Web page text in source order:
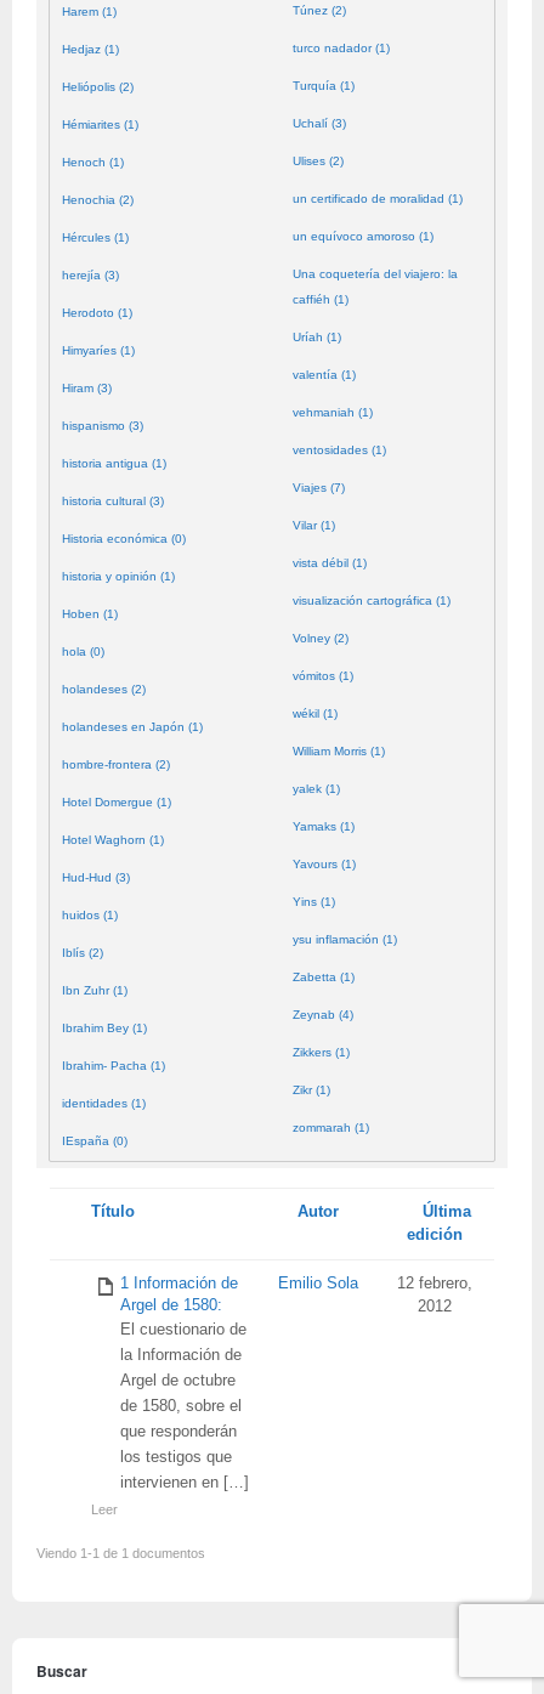
Harem (1)
Hedjaz (1)
Heliópolis (2)
Hémiarites (1)
Henoch (1)
Henochia (2)
Hércules (1)
herejía (3)
Herodoto (1)
Himyaríes (1)
Hiram (3)
hispanismo (3)
historia antigua (1)
historia cultural (3)
Historia económica (0)
historia y opinión (1)
Hoben (1)
hola (0)
holandeses (2)
holandeses en Japón (1)
hombre-frontera (2)
Hotel Domergue (1)
Hotel Waghorn (1)
Hud-Hud (3)
huidos (1)
Iblís (2)
Ibn Zuhr (1)
Ibrahim Bey (1)
Ibrahim- Pacha (1)
identidades (1)
IEspaña (0)
Túnez (2)
turco nadador (1)
Turquía (1)
Uchalí (3)
Ulises (2)
un certificado de moralidad (1)
un equívoco amoroso (1)
Una coquetería del viajero: la
caffiéh (1)
Uríah (1)
valentía (1)
vehmaniah (1)
ventosidades (1)
Viajes (7)
Vilar (1)
vista débil (1)
visualización cartográfica (1)
Volney (2)
vómitos (1)
wékil (1)
William Morris (1)
yalek (1)
Yamaks (1)
Yavours (1)
Yins (1)
ysu inflamación (1)
Zabetta (1)
Zeynab (4)
Zikkers (1)
Zikr (1)
zommarah (1)
Tienes
Título Autor
Última
edición
1 Información de
Argel de 1580:
El cuestionario de
la Información de
Argel de octubre
de 1580, sobre el
que responderán
los testigos que
intervienen en […]
Leer
Emilio Sola
12 febrero,
2012
Viendo 1-1 de 1 documentos
Buscar